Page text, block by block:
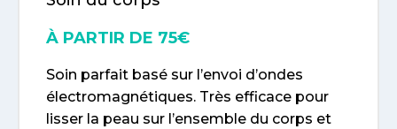
À PARTIR DE 75€
Soin parfait basé sur l’envoi d’ondes
électromagnétiques. Très efficace pour
lisser la peau sur l’ensemble du corps et